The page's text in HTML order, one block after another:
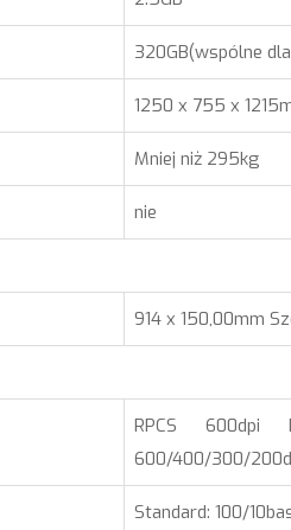
320GB(wspólne
1250 x 755 x
Mniej niż 295kg
nie
914 x 150,00mm
RPCS 600dpi
600/400/300/
Standard: 100/